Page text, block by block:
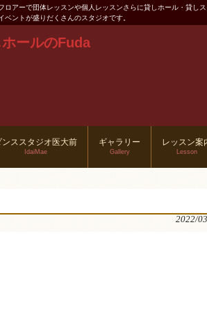
アーで団体レッスンや個人レッスンさらに貸しホール・貸し
ントが盛りだくさんのスタジオです。
ンススタジオ医大前
IdaiMae
ギャラリー
Gallery
レッスン案
Lesson
2022/